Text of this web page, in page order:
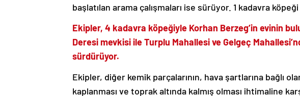
başlatılan arama çalışmaları ise sürüyor. 1 kadavra köpeği
Ekipler, 4 kadavra köpeğiyle Korhan Berzeg’in evinin
Deresi mevkisi ile Turplu Mahallesi ve Gelgeç
sürdürüyor.
Ekipler, diğer kemik parçalarının, hava şartlarına bağlı
kaplanması ve toprak altında kalmış olması ihtimaline